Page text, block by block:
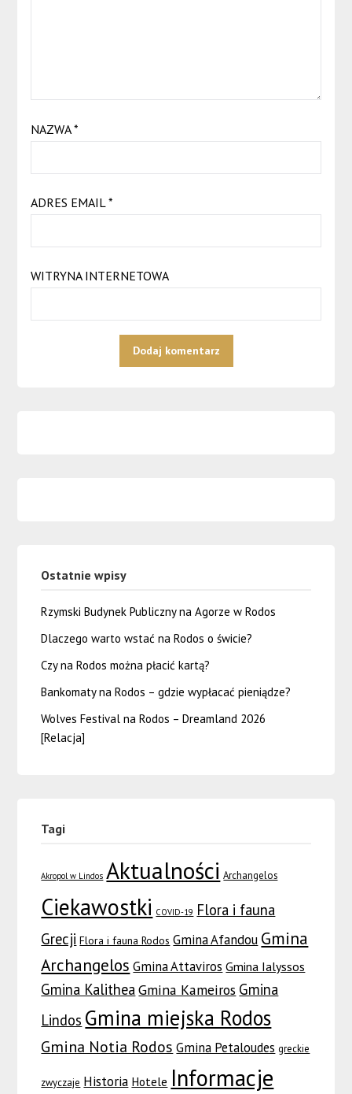
NAZWA*
ADRES EMAIL*
WITRYNA INTERNETOWA
Ostatnie wpisy
Rzymski Budynek Publiczny na Agorze w Rodos
Dlaczego warto wstać na Rodos o świcie?
Czy na Rodos można płacić kartą?
Bankomaty na Rodos – gdzie wypłacać pieniądze?
Wolves Festival na Rodos – Dreamland 2026
[Relacja]
Tagi
Akropol w Lindos Aktualności Archangelos
Ciekawostki COVID-19 Flora i fauna
Grecji Flora i fauna Rodos Gmina Afandou Gmina
Archangelos Gmina Attaviros Gmina Ialyssos
Gmina KalitheaGmina Kameiros Gmina
Lindos Gmina miejska Rodos
Gmina Notia Rodos Gmina Petaloudes greckie
zwyczaje Historia Hotele Informacje